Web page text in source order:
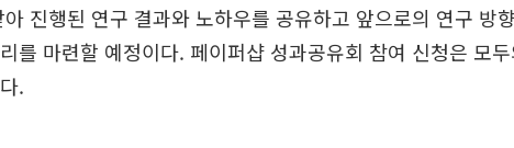
진행된 연구 결과와 노하우를 공유하고 앞으로의 연구 방
를 마련할 예정이다. 페이퍼샵 성과공유회 참여 신청은 모
.